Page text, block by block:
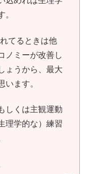
。
てるときは他
ノミーが改善し
ょうから、最大
います。
しくは主観運動
理学的な）練習